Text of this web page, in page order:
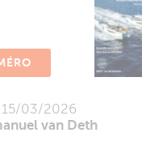
15/03/2026
van Deth